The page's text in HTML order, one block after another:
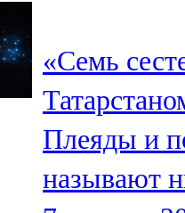
«Семь
Плеяды и
называют